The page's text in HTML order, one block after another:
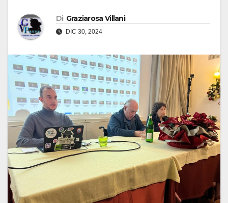
Di Graziarosa Villani
DIC 30, 2024